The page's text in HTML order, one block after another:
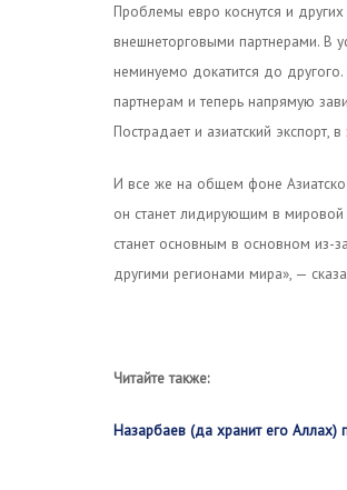
Проблемы евро коснутся и
внешнеторговыми партнерами. В
неминуемо докатится до
партнерам и теперь напрямую
Пострадает и азиатский экспорт,
И все же на общем фоне
он станет лидирующим в мировой
станет основным в основном из-
другими регионами мира», —
Читайте также:
Назарбаев (да хранит его Аллах)